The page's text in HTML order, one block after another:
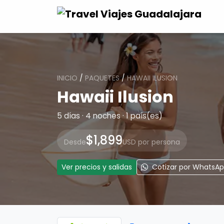
INICIO / PAQUETES/HAWAII ILUSION
Hawaii Ilusion
5 días · 4 noches · 1 país(es)
Desde$1,899USD por persona
Ver precios y salidas Cotizar por